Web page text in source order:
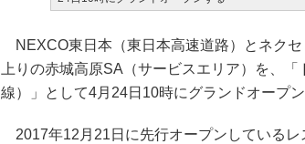
NEXCO東日本（東日本高速道路）とネクセ
上りの赤城高原SA（サービスエリア）を、
線）」として4月24日10時にグランドオープン
2017年12月21日に先行オープンしている